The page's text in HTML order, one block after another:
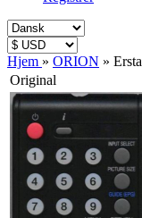
Hjem » ORION »
Original